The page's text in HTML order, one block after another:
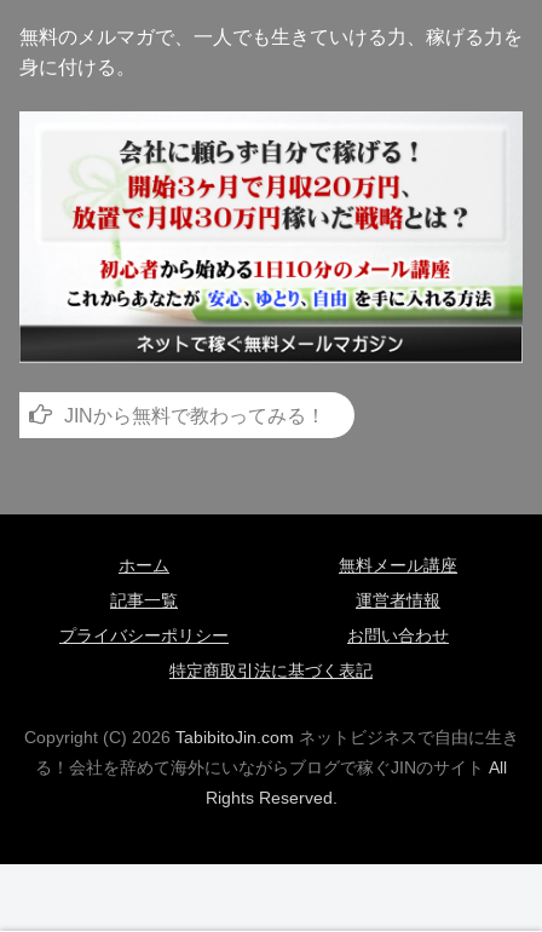
無料のメルマガで、一人でも生きていける力、稼げる力を
身に付ける。
JINから無料で教わってみる！
ホーム
無料メール講座
記事一覧
運営者情報
プライバシーポリシー
お問い合わせ
特定商取引法に基づく表記
Copyright (C) 2026 TabibitoJin.com ネットビジネスで自由に生き
る！会社を辞めて海外にいながらブログで稼ぐJINのサイト All
Rights Reserved.